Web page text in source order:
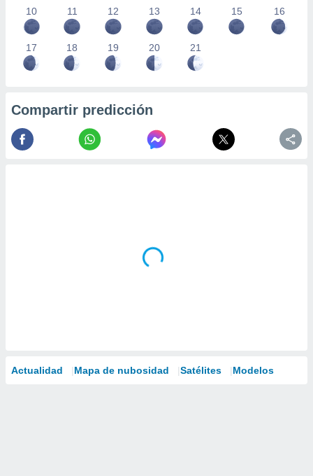
10 11 12 13 14 15 16
17 18 19 20 21
Compartir predicción
Actualidad Mapa de nubosidad Satélites Modelos